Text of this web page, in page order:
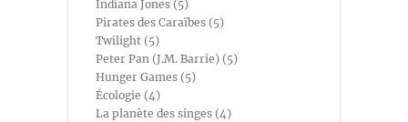
Indiana Jones (5)
Pirates des Caraïbes (5)
Twilight (5)
Peter Pan (J.M. Barrie) (5)
Hunger Games (5)
Écologie (4)
La planète des singes (4)